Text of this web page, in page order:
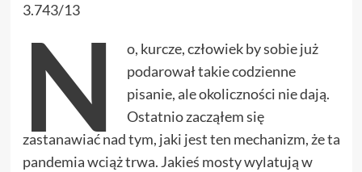
3.743/13
N
o, kurcze, człowiek by sobie już
podarował takie codzienne
pisanie, ale okoliczności nie dają.
Ostatnio zacząłem się
zastanawiać nad tym, jaki jest ten mechanizm, że ta
pandemia wciąż trwa. Jakieś mosty wylatują w